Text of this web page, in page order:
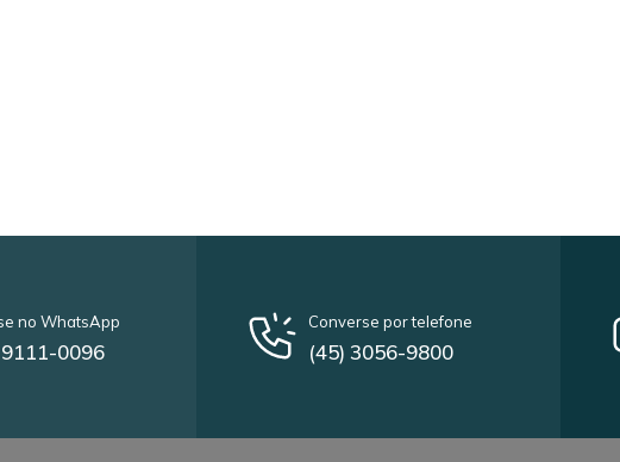
no WhatsApp
9111-0096
Converse por telefone
(45) 3056-9800